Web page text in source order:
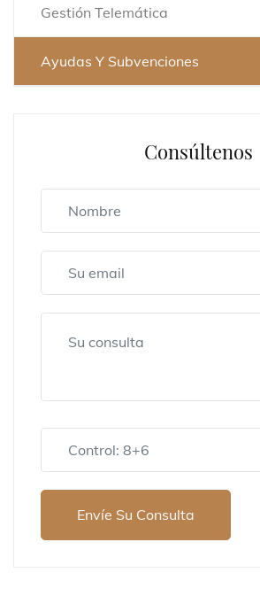
Gestión Telemática
Ayudas Y Subvenciones
Consúltenos
Envíe Su Consulta